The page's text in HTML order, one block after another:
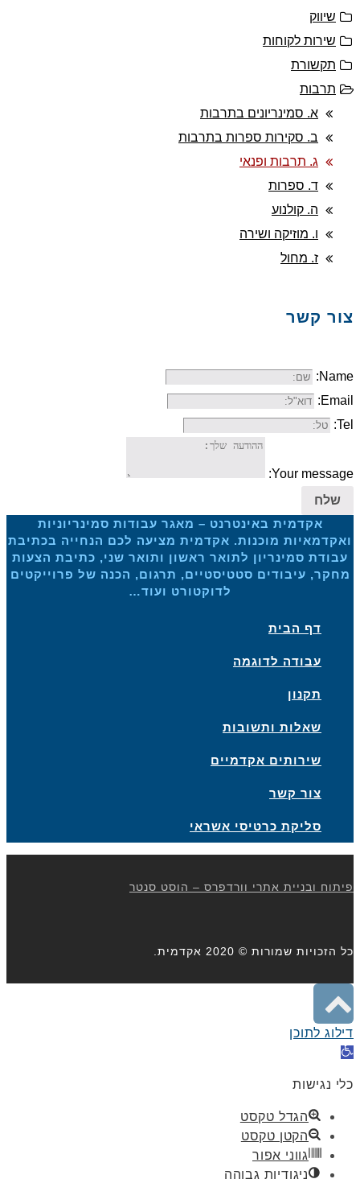
שיווק
שירות לקוחות
תקשורת
תרבות
א. סמינריונים בתרבות
ב. סקירות ספרות בתרבות
ג. תרבות ופנאי
ד. ספרות
ה. קולנוע
ו. מוזיקה ושירה
ז. מחול
צור קשר
Name:
Email:
Tel:
Your message:
שלח
אקדמית באינטרנט – מאגר עבודות סמינריוניות
ואקדמאיות מוכנות. אקדמית מציעה לכם הנחייה בכתיבת
עבודת סמינריון לתואר ראשון ותואר שני, כתיבת הצעות
מחקר, עיבודים סטטיסטיים, תרגום, הכנה של פרוייקטים
לדוקטורט ועוד…
דף הבית
עבודה לדוגמה
תקנון
שאלות ותשובות
שירותים אקדמיים
צור קשר
סליקת כרטיסי אשראי
פיתוח ובניית אתרי וורדפרס – הוסט סנטר
כל הזכויות שמורות © 2020 אקדמית.
גלילה
לראש
העמוד
דילוג לתוכן
פתח
נגישות
כלי נגישות
הגדל טקסט
הקטן טקסט
גווני אפור
ניגודיות גבוהה